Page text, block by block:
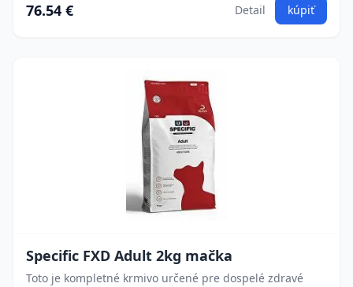
76.54 € Detail kúpiť
Specific FXD Adult 2kg mačka
Toto je kompletné krmivo určené pre dospelé zdravé